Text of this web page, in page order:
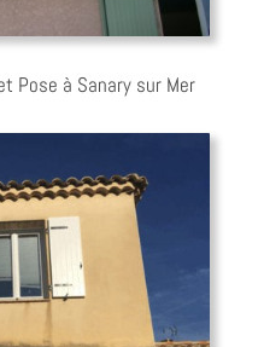
Pose à Sanary sur Mer